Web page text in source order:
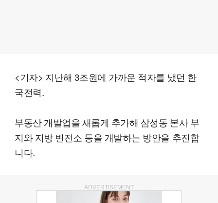
<기자> 지난해 3조원에 가까운 적자를 냈던 한
국전력.
부동산 개발업을 새롭게 추가해 삼성동 본사 부
지와 지방 변전소 등을 개발하는 방안을 추진합
니다.
ADVERTISEMENT